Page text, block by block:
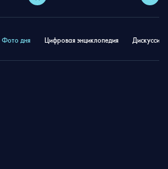
Фото дня Цифровая энциклопедия